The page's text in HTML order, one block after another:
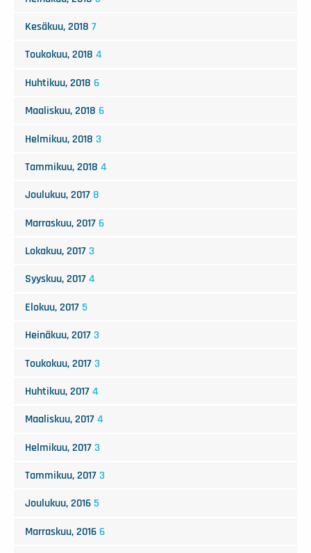
Kesäkuu, 2018 7
Toukokuu, 2018 4
Huhtikuu, 2018 6
Maaliskuu, 2018 6
Helmikuu, 2018 3
Tammikuu, 2018 4
Joulukuu, 2017 8
Marraskuu, 2017 6
Lokakuu, 2017 3
Syyskuu, 2017 4
Elokuu, 2017 5
Heinäkuu, 2017 3
Toukokuu, 2017 3
Huhtikuu, 2017 4
Maaliskuu, 2017 4
Helmikuu, 2017 3
Tammikuu, 2017 3
Joulukuu, 2016 5
Marraskuu, 2016 6